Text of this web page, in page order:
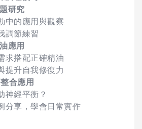
研究
中的應用與觀察
調節練習
應用
求搭配正確精油
提升自我修復力
合應用
神經平衡？
分享，學會日常實作